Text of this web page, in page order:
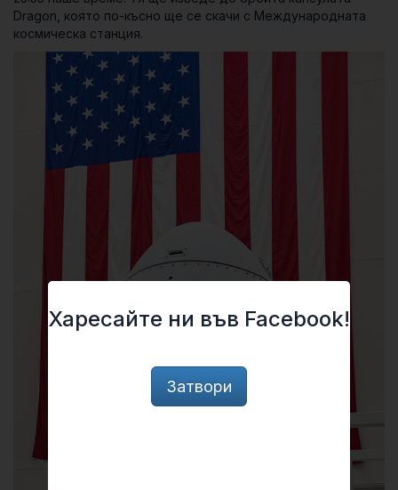
Dragon , която по-късно ще се скачи с Международната
космическа станция.
Харесайте ни във Facebook!
Затвори